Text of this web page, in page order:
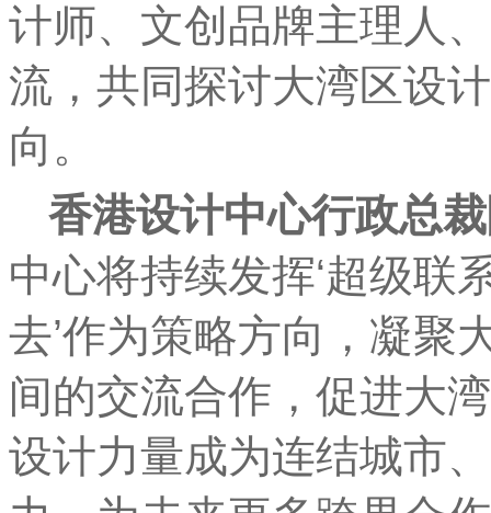
计师、文创品牌主理人
流，共同探讨大湾区设
向。
香港设计中心行政总
中心将持续发挥‘超级联
去’作为策略方向，凝聚
间的交流合作，促进大
设计力量成为连结城市